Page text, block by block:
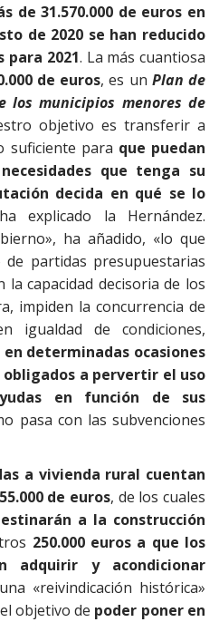
de 31.570.000 de euros en
de 2020 se han reducido
para 2021. La más cuantiosa
de euros, es un Plan de
los municipios menores de
objetivo es transferir a
suficiente para que puedan
que tenga su
decida en qué se lo
explicado la Hernández.
ha añadido, «lo que
partidas presupuestarias
capacidad decisoria de los
impiden la concurrencia de
igualdad de condiciones,
determinadas ocasiones
obligados a pervertir el uso
en función de sus
pasa con las subvenciones
a vivienda rural cuentan
de euros, de los cuales
a la construcción
250.000 euros a que los
adquirir y acondicionar
«reivindicación histórica»
objetivo de poder poner en